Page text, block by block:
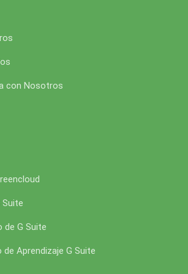
con Nosotros
Suite
de G Suite
de Aprendizaje G Suite